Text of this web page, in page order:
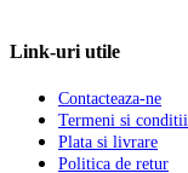
Link-uri utile
Contacteaza-ne
Termeni si conditii
Plata si livrare
Politica de retur